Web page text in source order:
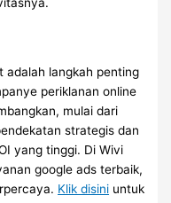
adalah langkah penting
periklanan online
mulai dari
strategis dan
yang tinggi. Di Wivi
google ads terbaik,
Klik disini untuk